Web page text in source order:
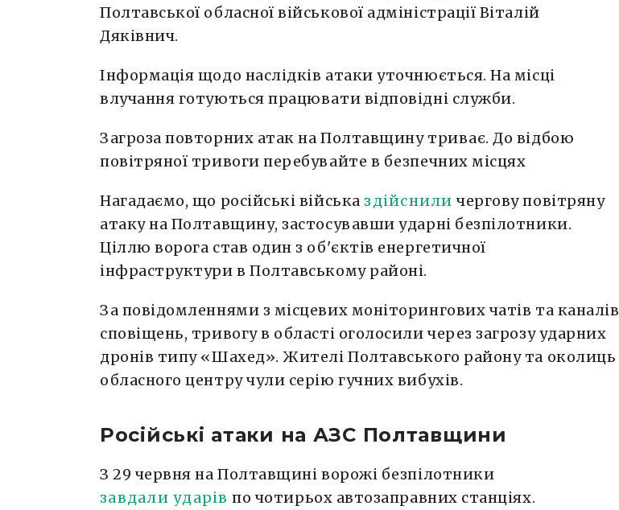
Полтавської обласної військової адміністрації Віталій
Дяківнич.
Інформація щодо наслідків атаки уточнюється. На місці
влучання готуються працювати відповідні служби.
Загроза повторних атак на Полтавщину триває. До відбою
повітряної тривоги перебувайте в безпечних місцях
Нагадаємо, що російські війська здійснили чергову повітряну
атаку на Полтавщину, застосувавши ударні безпілотники.
Ціллю ворога став один з об'єктів енергетичної
інфраструктури в Полтавському районі.
За повідомленнями з місцевих моніторингових чатів та каналів
сповіщень, тривогу в області оголосили через загрозу ударних
дронів типу «Шахед». Жителі Полтавського району та околиць
обласного центру чули серію гучних вибухів.
Російські атаки на АЗС Полтавщини
З 29 червня на Полтавщині ворожі безпілотники
завдали ударів по чотирьох автозаправних станціях.